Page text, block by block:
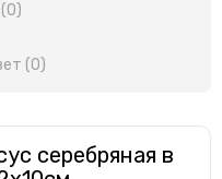
(0)
серебряная в